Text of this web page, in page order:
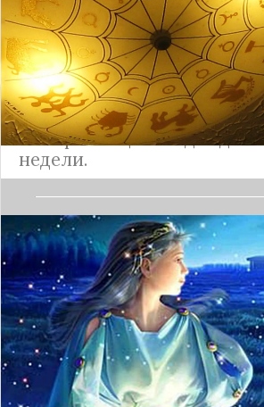
Подробнее
Какого цвета
Выбирайте цвета одежды
недели.
Каждый день недели особенный
энергией той планеты, которая
покровительствует.
Подробнее